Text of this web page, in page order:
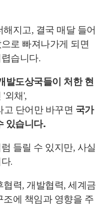
지고, 결국 매달 들어
로 빠져나가게 되면
습니다.
발도상국들이 처한 현
'외채',
고 단어만 바꾸면 국가
있습니다.
들릴 수 있지만, 사실
.
력, 개발협력, 세계금
에 책임과 영향을 주